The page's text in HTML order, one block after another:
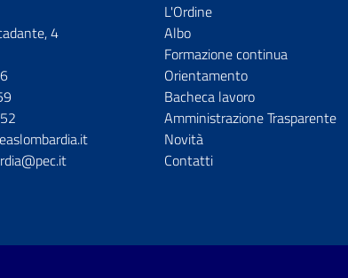
4
L'Ordine
Albo
Formazione continua
Orientamento
Bacheca lavoro
Amministrazione Trasparente
Novità
Contatti